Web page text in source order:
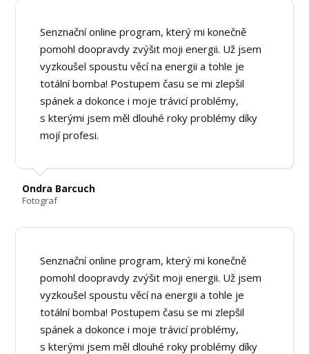
Senznační online program, který mi konečně
pomohl doopravdy zvýšit moji energii. Už jsem
vyzkoušel spoustu věcí na energii a tohle je
totální bomba! Postupem času se mi zlepšil
spánek a dokonce i moje trávicí problémy,
s kterými jsem měl dlouhé roky problémy díky
mojí profesi.
Ondra Barcuch
Fotograf
Senznační online program, který mi konečně
pomohl doopravdy zvýšit moji energii. Už jsem
vyzkoušel spoustu věcí na energii a tohle je
totální bomba! Postupem času se mi zlepšil
spánek a dokonce i moje trávicí problémy,
s kterými jsem měl dlouhé roky problémy díky